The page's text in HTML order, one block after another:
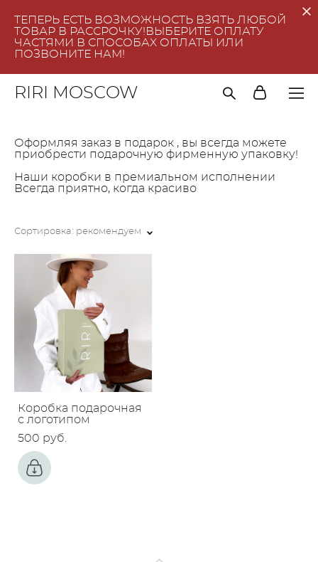
ТЕПЕРЬ ЕСТЬ ВОЗМОЖНОСТЬ ВЗЯТЬ ЛЮБОЙ
ТОВАР В РАССРОЧКУ!ВЫБЕРИТЕ ОПЛАТУ
ЧАСТЯМИ В СПОСОБАХ ОПЛАТЫ ИЛИ
ПОЗВОНИТЕ НАМ!
RIRI MOSCOW
Оформляя заказ в подарок , вы всегда можете
приобрести подарочную фирменную упаковку!
Наши коробки в премиальном исполнении
Всегда приятно, когда красиво
Сортировка: рекомендуем
Коробка подарочная
с логотипом
500 pуб.